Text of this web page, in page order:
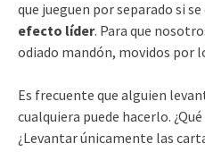
que jueguen por separado si
efecto líder. Para que
odiado mandón, movidos por
Es frecuente que alguien
cualquiera puede hacerlo.
¿Levantar únicamente las